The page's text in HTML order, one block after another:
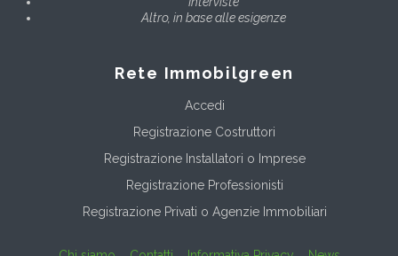
Altro, in base alle esigenze
Rete Immobilgreen
Accedi
Registrazione Costruttori
Registrazione Installatori o Imprese
Registrazione Professionisti
Registrazione Privati o Agenzie Immobiliari